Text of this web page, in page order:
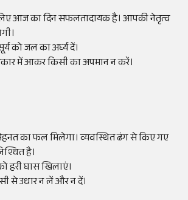
आज का दिन सफलतादायक है। आपकी नेतृत्व
को जल का अर्घ्य दें।
में आकर किसी का अपमान न करें।
का फल मिलेगा। व्यवस्थित ढंग से किए गए
है।
हरी घास खिलाएं।
से उधार न लें और न दें।